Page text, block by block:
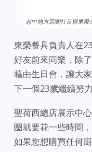
老中地方新聞社長與東榮
東榮餐具負責人在
好友前來同樂，除
藉由生日會，讓大
下一個23歲繼續努力
聖荷西總店展示中
圈就要花一些時間
如果您想購買任何